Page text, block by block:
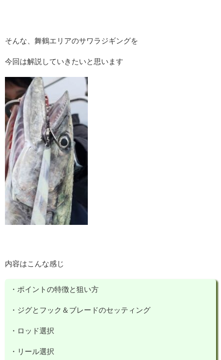
そんな、舞鶴エリアのサワラジギングを
今回は解説していきたいと思います
内容はこんな感じ
・ポイントの特徴と狙い方
・ジグとフック＆ブレードのセッティング
・ロッド選択
・リール選択